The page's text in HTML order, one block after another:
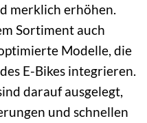
merklich erhöhen.
Sortiment auch
Modelle, die
E-Bikes integrieren.
darauf ausgelegt,
und schnellen